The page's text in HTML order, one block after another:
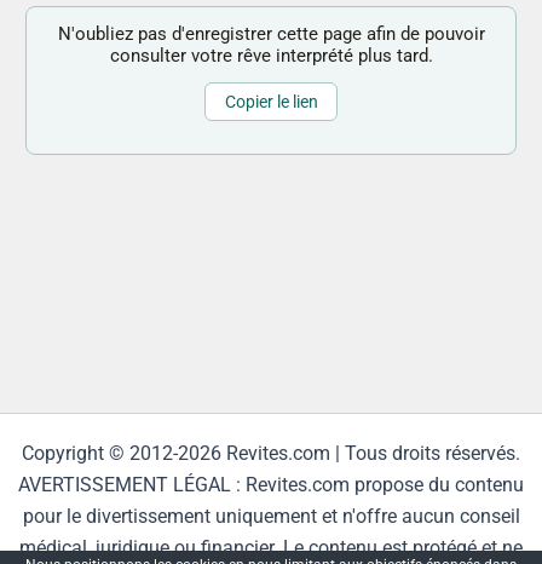
N'oubliez pas d'enregistrer cette page afin de pouvoir
consulter votre rêve interprété plus tard.
Copier le lien
Copyright © 2012-2026 Revites.com | Tous droits réservés.
AVERTISSEMENT LÉGAL : Revites.com propose du contenu
pour le divertissement uniquement et n'offre aucun conseil
médical, juridique ou financier. Le contenu est protégé et ne